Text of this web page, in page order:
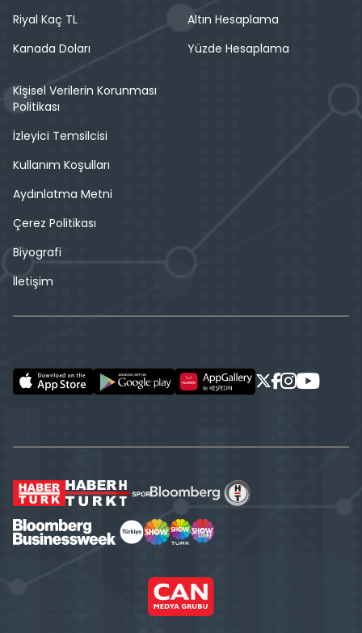
Riyal Kaç TL
Kanada Doları
Altın Hesaplama
Yüzde Hesaplama
Kişisel Verilerin Korunması
Politikası
İzleyici Temsilcisi
Kullanım Koşulları
Aydınlatma Metni
Çerez Politikası
Biyografi
İletişim